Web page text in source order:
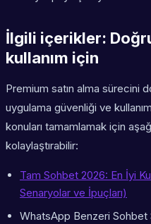
İlgili içerikler:
kullanım için
Premium satın alma sürecini
uygulama güvenliği ve
konuları tamamlamak için
kolaylaştırabilir:
Tam Sohbet 2026: En İyi
Senaryolar ve İpuçları)
WhatsApp Benzeri Sohbet